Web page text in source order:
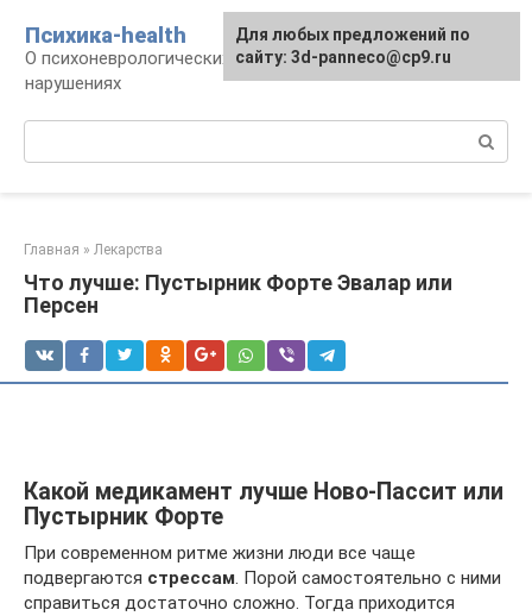
контенту
Психика-health
О психоневрологических патологиях и
нарушениях
Главная » Лекарства
Что лучше: Пустырник Форте Эвалар или
Персен
Какой медикамент лучше Ново-Пассит или
Пустырник Форте
При современном ритме жизни люди все чаще
подвергаются стрессам. Порой самостоятельно с ними
справиться достаточно сложно. Тогда приходится
Для любых предложений по
сайту: 3d-panneco@cp9.ru